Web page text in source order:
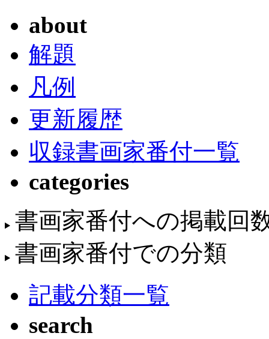
about
解題
凡例
更新履歴
収録書画家番付一覧
categories
書画家番付への掲載回
書画家番付での分類
記載分類一覧
search